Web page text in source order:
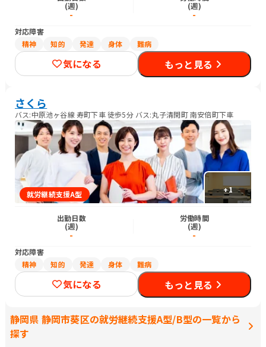
(週)
-
(週)
-
対応障害
精神
知的 発達 身体 難病
気になる もっと見る
さくら
バス:中原池ヶ谷線 寿町下車 徒歩5分 バス:丸子清閑町 南安倍町下車
+1
就労継続支援A型
出勤日数
(週)
-
労働時間
(週)
-
対応障害
精神
知的 発達 身体 難病
気になる もっと見る
静岡県 静岡市葵区の就労継続支援A型/B型の一覧から
探す